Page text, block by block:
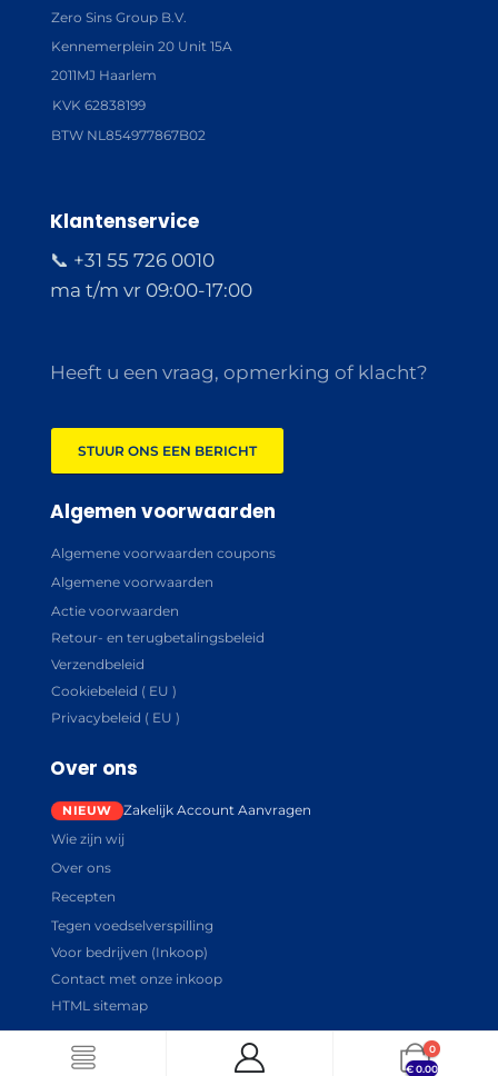
Zero Sins Group B.V.
Kennemerplein 20 Unit 15A
2011MJ Haarlem
KVK 62838199
BTW NL854977867B02
Klantenservice
📞 +31 55 726 0010
ma t/m vr 09:00-17:00
Heeft u een vraag, opmerking of klacht?
STUUR ONS EEN BERICHT
Algemen voorwaarden
Algemene voorwaarden coupons
Algemene voorwaarden
Actie voorwaarden
Retour- en terugbetalingsbeleid
Verzendbeleid
Cookiebeleid ( EU )
Privacybeleid ( EU )
Over ons
Zakelijk Account Aanvragen
Wie zijn wij
Over ons
Recepten
Tegen voedselverspilling
Voor bedrijven (Inkoop)
Contact met onze inkoop
HTML sitemap
0
€0.00